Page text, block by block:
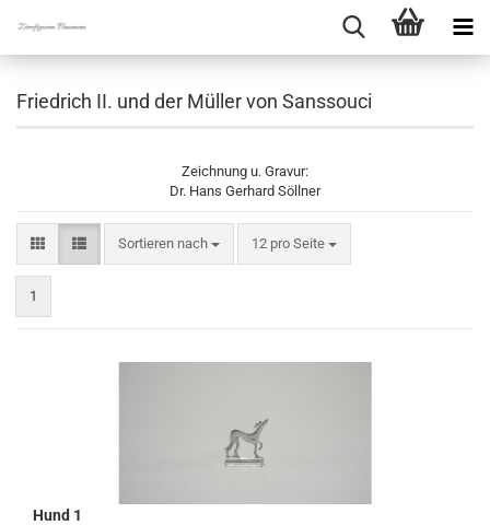
Friedrich II. und der Müller von Sanssouci
Zeichnung u. Gravur:
Dr. Hans Gerhard Söllner
Sortieren nach
Sortieren nach 12 pro Seite
pro Seite
1
Hund 1